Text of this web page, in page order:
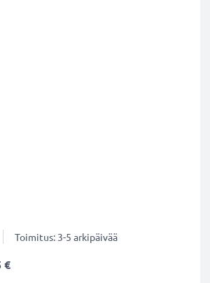
Toimitus: 3-5 arkipäivää
€